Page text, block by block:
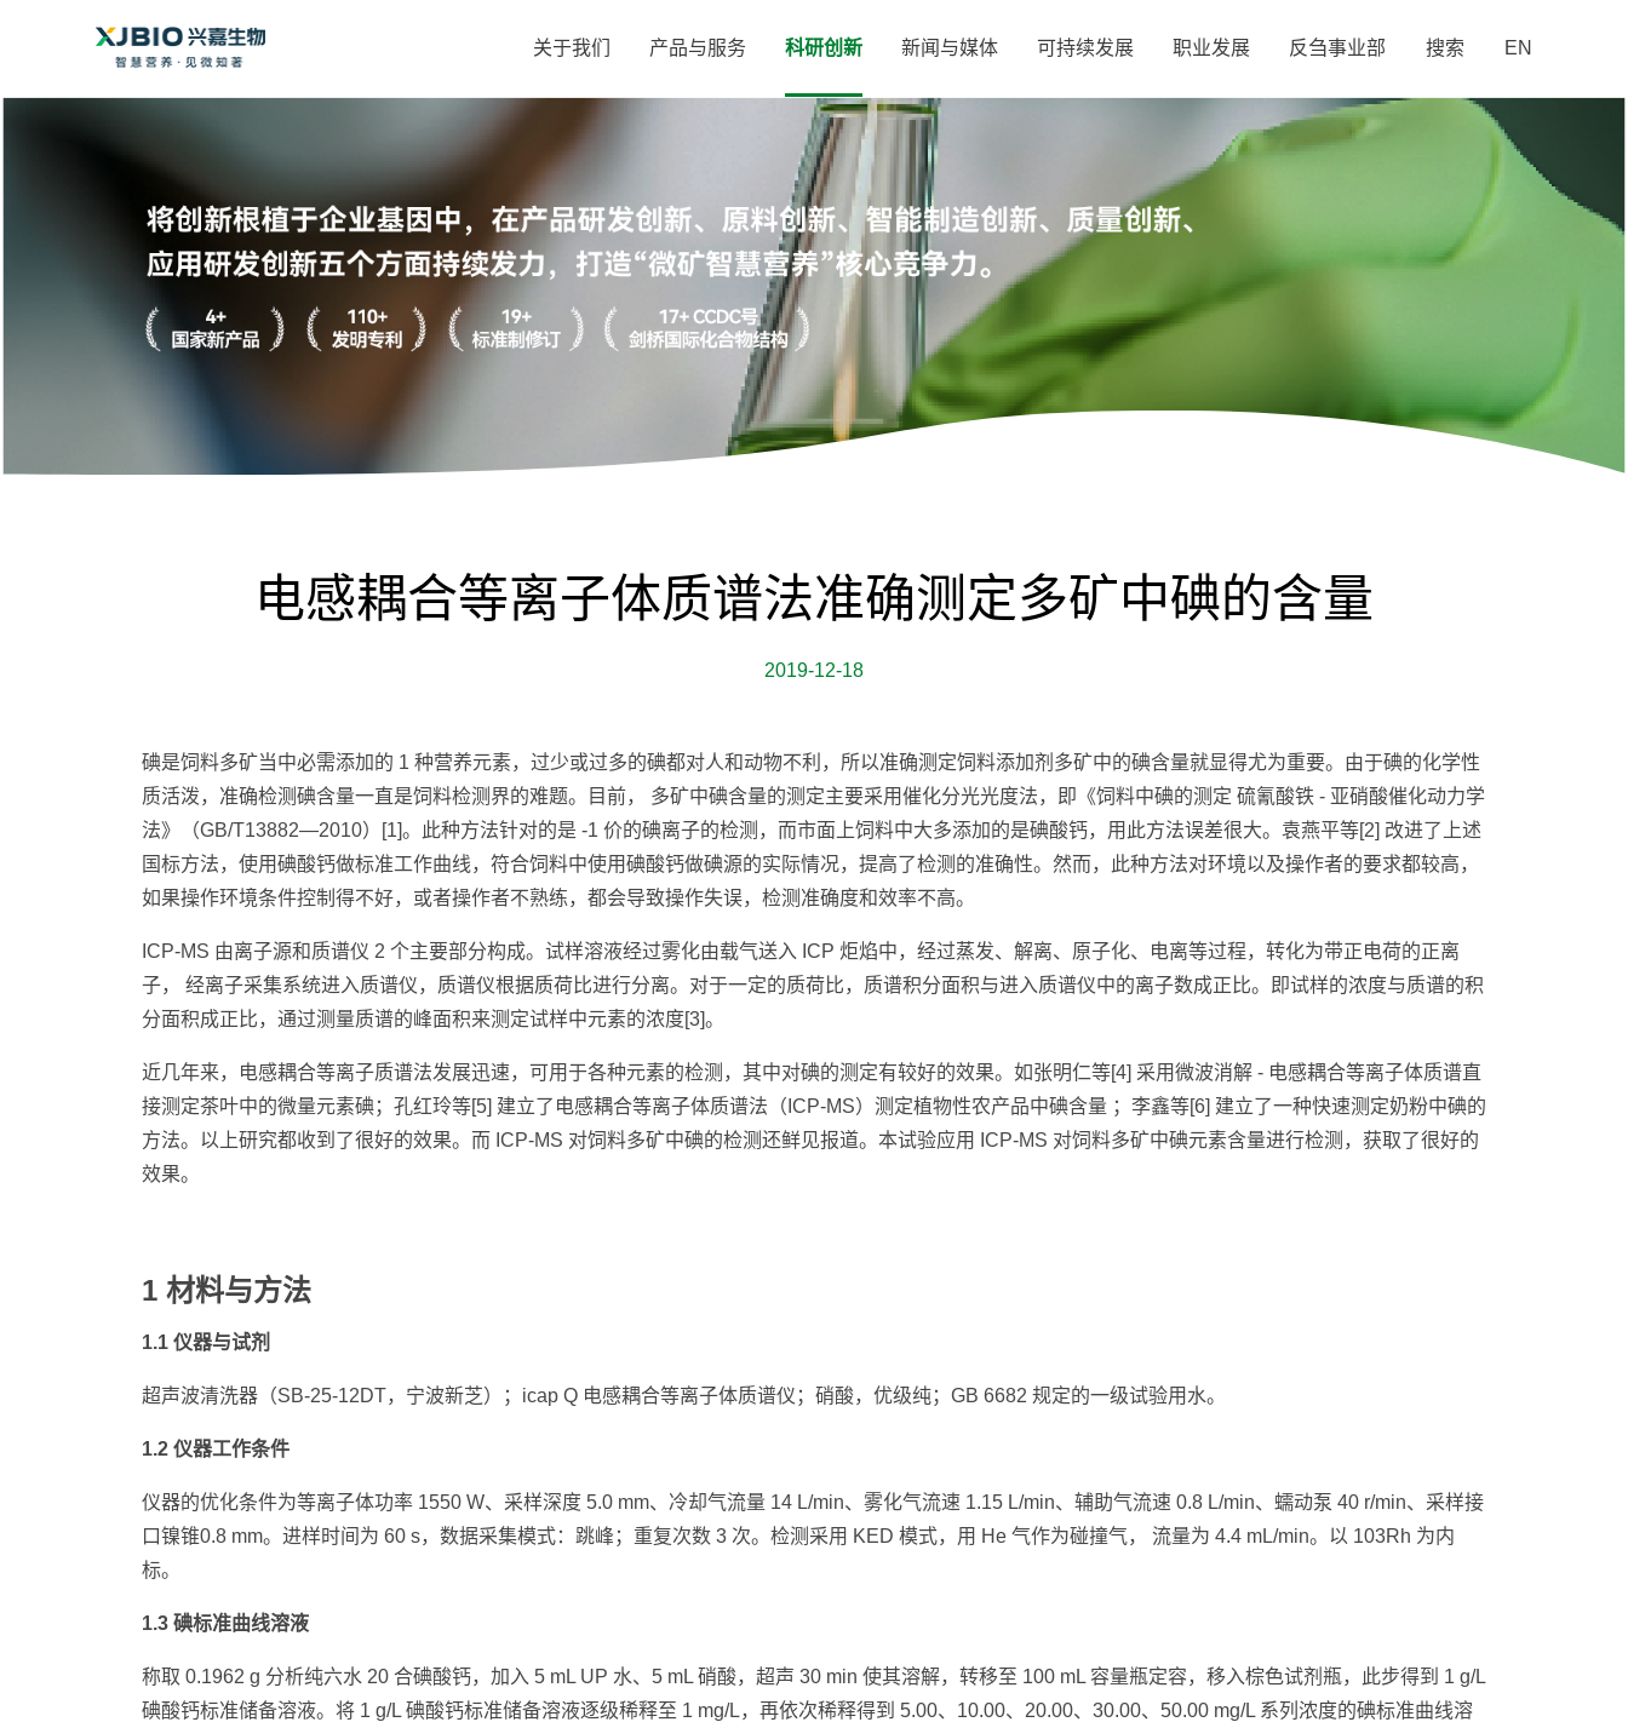
关于我们 产品与服务 科研创新 新闻与媒体 可持续发展 职业发展 反刍事业部 搜索 EN
电感耦合等离子体质谱法准确测定多矿中碘的含量
2019-12-18
碘是饲料多矿当中必需添加的 1 种营养元素，过少或过多的碘都对人和动物不利，所以准确测定饲料添加剂多矿中的碘含量就显得尤为重要。由于碘的化学性
质活泼，准确检测碘含量一直是饲料检测界的难题。目前， 多矿中碘含量的测定主要采用催化分光光度法，即《饲料中碘的测定 硫氰酸铁 - 亚硝酸催化动力学
法》（GB/T13882—2010）[1]。此种方法针对的是 -1 价的碘离子的检测，而市面上饲料中大多添加的是碘酸钙，用此方法误差很大。袁燕平等[2] 改进了上述
国标方法，使用碘酸钙做标准工作曲线，符合饲料中使用碘酸钙做碘源的实际情况，提高了检测的准确性。然而，此种方法对环境以及操作者的要求都较高，
如果操作环境条件控制得不好，或者操作者不熟练，都会导致操作失误，检测准确度和效率不高。
ICP-MS 由离子源和质谱仪 2 个主要部分构成。试样溶液经过雾化由载气送入 ICP 炬焰中，经过蒸发、解离、原子化、电离等过程，转化为带正电荷的正离
子， 经离子采集系统进入质谱仪，质谱仪根据质荷比进行分离。对于一定的质荷比，质谱积分面积与进入质谱仪中的离子数成正比。即试样的浓度与质谱的积
分面积成正比，通过测量质谱的峰面积来测定试样中元素的浓度[3]。
近几年来，电感耦合等离子质谱法发展迅速，可用于各种元素的检测，其中对碘的测定有较好的效果。如张明仁等[4] 采用微波消解 - 电感耦合等离子体质谱直
接测定茶叶中的微量元素碘；孔红玲等[5] 建立了电感耦合等离子体质谱法（ICP-MS）测定植物性农产品中碘含量 ；李鑫等[6] 建立了一种快速测定奶粉中碘的
方法。以上研究都收到了很好的效果。而 ICP-MS 对饲料多矿中碘的检测还鲜见报道。本试验应用 ICP-MS 对饲料多矿中碘元素含量进行检测，获取了很好的
效果。
1 材料与方法
1.1 仪器与试剂
超声波清洗器（SB-25-12DT，宁波新芝）；icap Q 电感耦合等离子体质谱仪；硝酸，优级纯；GB 6682 规定的一级试验用水。
1.2 仪器工作条件
仪器的优化条件为等离子体功率 1550 W、采样深度 5.0 mm、冷却气流量 14 L/min、雾化气流速 1.15 L/min、辅助气流速 0.8 L/min、蠕动泵 40 r/min、采样接
口镍锥0.8 mm。进样时间为 60 s，数据采集模式：跳峰；重复次数 3 次。检测采用 KED 模式，用 He 气作为碰撞气， 流量为 4.4 mL/min。以 103Rh 为内
标。
1.3 碘标准曲线溶液
称取 0.1962 g 分析纯六水 20 合碘酸钙，加入 5 mL UP 水、5 mL 硝酸，超声 30 min 使其溶解，转移至 100 mL 容量瓶定容，移入棕色试剂瓶，此步得到 1 g/L
碘酸钙标准储备溶液。将 1 g/L 碘酸钙标准储备溶液逐级稀释至 1 mg/L，再依次稀释得到 5.00、10.00、20.00、30.00、50.00 mg/L 系列浓度的碘标准曲线溶